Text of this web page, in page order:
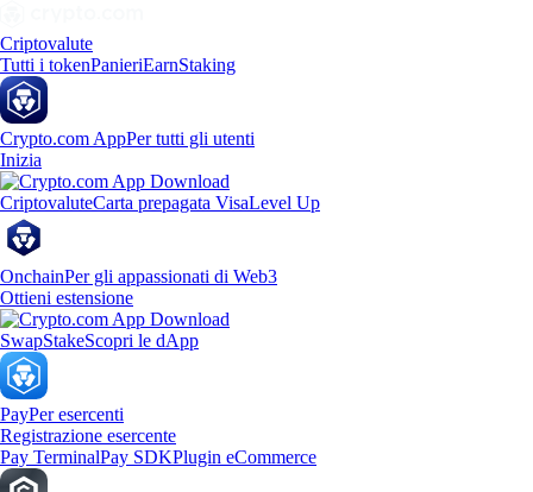
Criptovalute
Tutti i tokenPanieriEarnStaking
Crypto.com AppPer tutti gli utenti
Inizia
CriptovaluteCarta prepagata VisaLevel Up
OnchainPer gli appassionati di Web3
Ottieni estensione
SwapStakeScopri le dApp
PayPer esercenti
Registrazione esercente
Pay TerminalPay SDKPlugin eCommerce